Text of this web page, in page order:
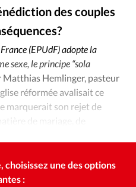
chrétienne
Chronique
Culture
Eglises
Trait d'Ixène
des couples
(EPUdF) adopte la
sexe, le principe “sola
Matthias Hemlinger, pasteur
réformée avalisait ce
marquerait son rejet de
de mariage, de
une des options
: